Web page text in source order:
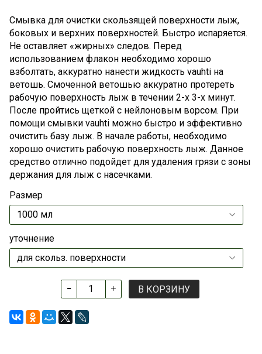
Смывка для очистки скользящей поверхности лыж,
боковых и верхних поверхностей. Быстро испаряется.
Не оставляет «жирных» следов. Перед
использованием флакон необходимо хорошо
взболтать, аккуратно нанести жидкость vauhti на
ветошь. Смоченной ветошью аккуратно протереть
рабочую поверхность лыж в течении 2-х 3-х минут.
После пройтись щеткой с нейлоновым ворсом. При
помощи смывки vauhti можно быстро и эффективно
очистить базу лыж. В начале работы, необходимо
хорошо очистить рабочую поверхность лыж. Данное
средство отлично подойдет для удаления грязи с зоны
держания для лыж с насечками.
Размер
уточнение
В КОРЗИНУ